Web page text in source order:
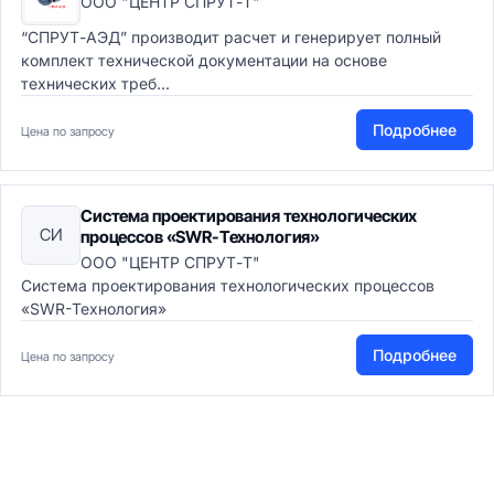
“СПРУТ-АЭД” производит расчет и генерирует полный
комплект технической документации на основе
технических треб...
Цена по запросу Подробнее
СИ
Система проектирования технологических
процессов «SWR-Технология»
ООО "ЦЕНТР СПРУТ-Т"
Система проектирования технологических процессов
«SWR-Технология»
Цена по запросу Подробнее